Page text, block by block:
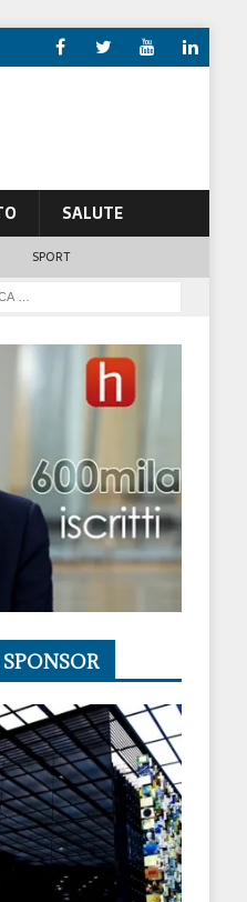
SALUTE
SPORT